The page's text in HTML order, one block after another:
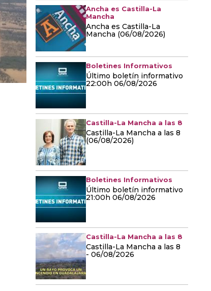
Ancha es Castilla-La
Mancha
Ancha es Castilla-La
Mancha (06/08/2026)
Boletines Informativos
Último boletín informativo
22:00h 06/08/2026
Castilla-La Mancha a las 8
Castilla-La Mancha a las 8
(06/08/2026)
Boletines Informativos
Último boletín informativo
21:00h 06/08/2026
Castilla-La Mancha a las 8
Castilla-La Mancha a las 8
- 06/08/2026